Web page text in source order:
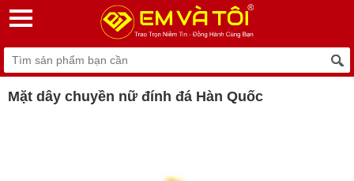
Mặt dây chuyền nữ đính đá Hàn Quốc